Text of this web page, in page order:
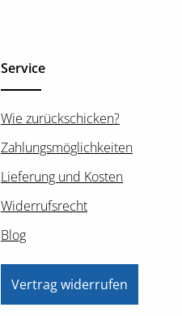
Service
Wie zurückschicken?
Zahlungsmöglichkeiten
Lieferung und Kosten
Widerrufsrecht
Blog
Vertrag widerrufen